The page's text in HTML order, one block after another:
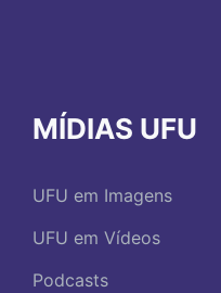
MÍDIAS UFU
UFU em Imagens
UFU em Vídeos
Podcasts